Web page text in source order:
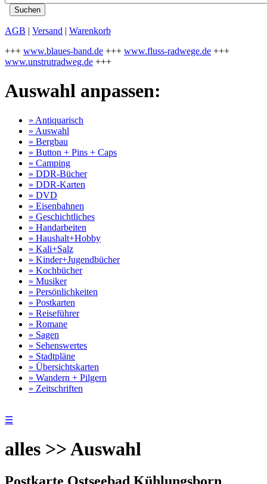
AGB | Versand | Warenkorb
+++ www.blaues-band.de +++ www.fluss-radwege.de +++
www.unstrutradweg.de +++
Auswahl anpassen:
» Antiquarisch
» Auswahl
» Bergbau
» Button + Pins + Caps
» Camping
» DDR-Bücher
» DDR-Karten
» DVD
» Eisenbahnen
» Geschichtliches
» Handarbeiten
» Haushalt+Hobby
» Kali+Salz
» Kinder+Jugendbücher
» Kochbücher
» Musiker
» Persönlichkeiten
» Postkarten
» Reiseführer
» Romane
» Sagen
» Sehenswertes
» Stadtpläne
» Übersichtskarten
» Wandern + Pilgern
» Zeitschriften
☰
alles >> Auswahl
Postkarte Ostseebad Kühlungsborn